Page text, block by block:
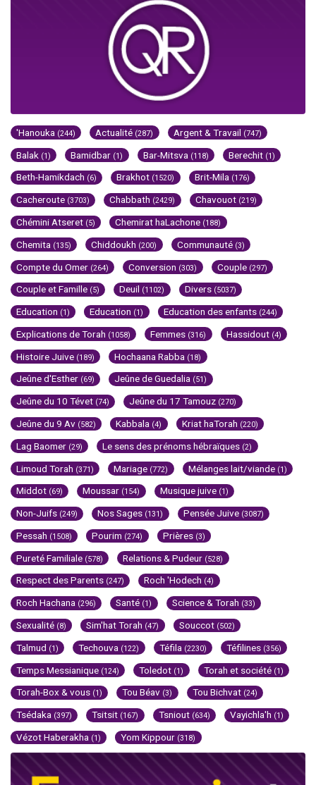
'Hanouka (244) Actualité (287) Argent & Travail (747)
Balak (1) Bamidbar (1) Bar-Mitsva (118) Berechit (1)
Beth-Hamikdach (6) Brakhot (1520) Brit-Mila (176)
Cacheroute (3703) Chabbath (2429) Chavouot (219)
Chémini Atseret (5) Chemirat haLachone (188)
Chemita (135) Chiddoukh (200) Communauté (3)
Compte du Omer (264) Conversion (303) Couple (297)
Couple et Famille (5) Deuil (1102) Divers (5037)
Education (1) Education (1) Education des enfants (244)
Explications de Torah (1058) Femmes (316) Hassidout (4)
Histoire Juive (189) Hochaana Rabba (18)
Jeûne d'Esther (69) Jeûne de Guedalia (51)
Jeûne du 10 Tévet (74) Jeûne du 17 Tamouz (270)
Jeûne du 9 Av (582) Kabbala (4) Kriat haTorah (220)
Lag Baomer (29) Le sens des prénoms hébraïques (2)
Limoud Torah (371) Mariage (772) Mélanges lait/viande (1)
Middot (69) Moussar (154) Musique juive (1)
Non-Juifs (249) Nos Sages (131) Pensée Juive (3087)
Pessah (1508) Pourim (274) Prières (3)
Pureté Familiale (578) Relations & Pudeur (528)
Respect des Parents (247) Roch 'Hodech (4)
Roch Hachana (296) Santé (1) Science & Torah (33)
Sexualité (8) Sim'hat Torah (47) Souccot (502)
Talmud (1) Techouva (122) Téfila (2230) Téfilines (356)
Temps Messianique (124) Toledot (1) Torah et société (1)
Torah-Box & vous (1) Tou Béav (3) Tou Bichvat (24)
Tsédaka (397) Tsitsit (167) Tsniout (634) Vayichla'h (1)
Vézot Haberakha (1) Yom Kippour (318)